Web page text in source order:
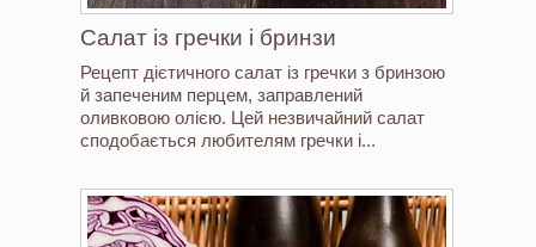
Салат із гречки і бринзи
Рецепт дієтичного салат із гречки з бринзою
й запеченим перцем, заправлений
оливковою олією. Цей незвичайний салат
сподобається любителям гречки і...